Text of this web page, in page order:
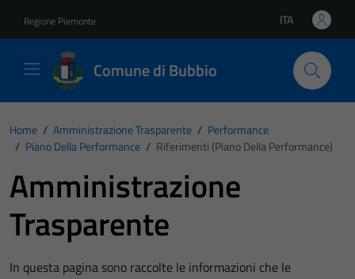
Regione Piemonte Lingua attiva:
ITA
Comune di Bubbio
Home / Amministrazione Trasparente / Performance
/ Piano Della Performance / Riferimenti (Piano Della Performance)
Amministrazione
Trasparente
In questa pagina sono raccolte le informazioni che le